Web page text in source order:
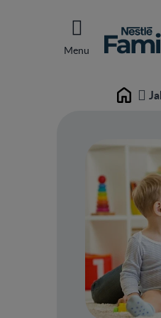
Menu
Home